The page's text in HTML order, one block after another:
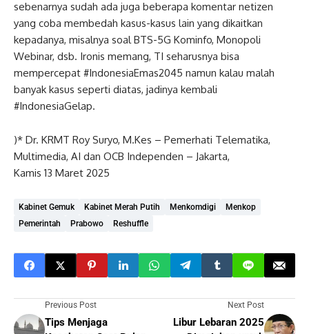
sebenarnya sudah ada juga beberapa komentar netizen
yang coba membedah kasus-kasus lain yang dikaitkan
kepadanya, misalnya soal BTS-5G Kominfo, Monopoli
Webinar, dsb. Ironis memang, TI seharusnya bisa
mempercepat #IndonesiaEmas2045 namun kalau malah
banyak kasus seperti diatas, jadinya kembali
#IndonesiaGelap.
)* Dr. KRMT Roy Suryo, M.Kes – Pemerhati Telematika,
Multimedia, AI dan OCB Independen – Jakarta,
Kamis 13 Maret 2025
Kabinet Gemuk Kabinet Merah Putih Menkomdigi
Menkop
Pemerintah
Prabowo Reshuffle
Previous Post
Tips Menjaga
Next Post
Libur Lebaran 2025